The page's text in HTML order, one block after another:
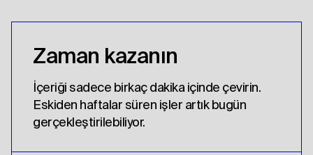
Zaman kazanın
İçeriği sadece birkaç dakika içinde çevirin.
Eskiden haftalar süren işler artık bugün
gerçekleştirilebiliyor.